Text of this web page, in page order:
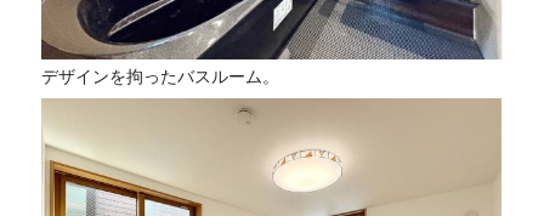
デザインを拘ったバスルーム。